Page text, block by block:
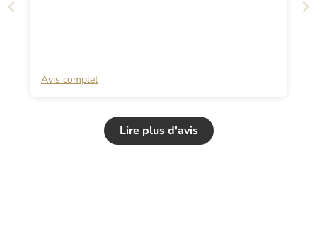
Avis complet
Lire plus d'avis